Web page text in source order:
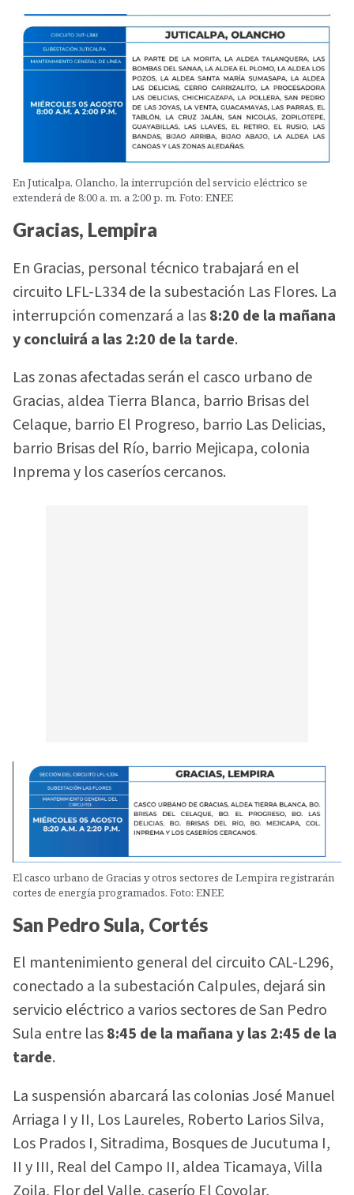
En Juticalpa, Olancho, la interrupción del servicio eléctrico se
extenderá de 8:00 a. m. a 2:00 p. m. Foto: ENEE
Gracias, Lempira
En Gracias, personal técnico trabajará en el
circuito LFL-L334 de la subestación Las Flores. La
interrupción comenzará a las8:20 de la mañana
y concluirá a las 2:20 de la tarde.
Las zonas afectadas serán el casco urbano de
Gracias, aldea Tierra Blanca, barrio Brisas del
Celaque, barrio El Progreso, barrio Las Delicias,
barrio Brisas del Río, barrio Mejicapa, colonia
Inprema y los caseríos cercanos.
El casco urbano de Gracias y otros sectores de Lempira registrarán
cortes de energía programados. Foto: ENEE
San Pedro Sula, Cortés
El mantenimiento general del circuito CAL-L296,
conectado a la subestación Calpules, dejará sin
servicio eléctrico a varios sectores de San Pedro
Sula entre las8:45 de la mañana y las 2:45 de la
tarde.
La suspensión abarcará las colonias José Manuel
Arriaga I y II, Los Laureles, Roberto Larios Silva,
Los Prados I, Sitradima, Bosques de Jucutuma I,
II y III, Real del Campo II, aldea Ticamaya, Villa